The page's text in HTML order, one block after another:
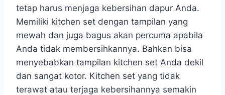
tetap harus menjaga kebersihan dapur Anda.
Memiliki kitchen set dengan tampilan yang
mewah dan juga bagus akan percuma apabila
Anda tidak membersihkannya. Bahkan bisa
menyebabkan tampilan kitchen set Anda dekil
dan sangat kotor. Kitchen set yang tidak
terawat atau terjaga kebersihannya semakin